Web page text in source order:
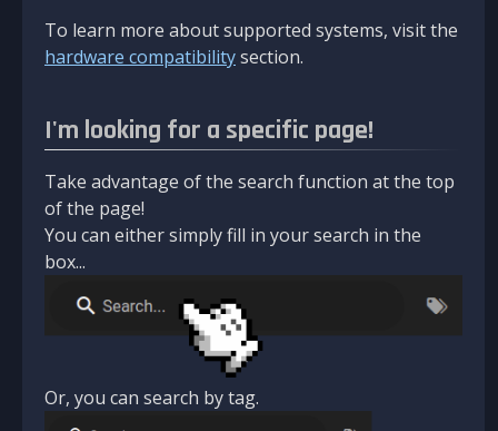
To learn more about supported systems, visit the
hardware compatibilitysection.
I'm looking for a specific page!
Take advantage of the search function at the top
of the page!
You can either simply fill in your search in the
box...
Or, you can search by tag.